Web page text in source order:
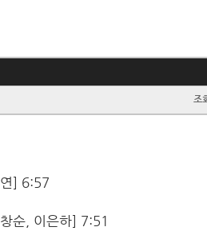
조
] 6:57
순, 이은하] 7:51